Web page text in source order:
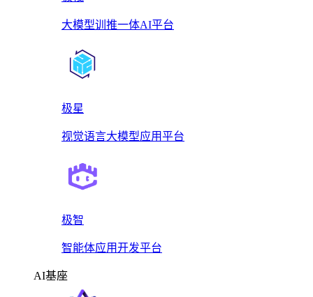
大模型训推一体AI平台
极星
视觉语言大模型应用平台
极智
智能体应用开发平台
AI基座